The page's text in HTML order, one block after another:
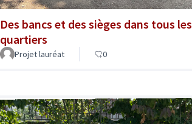
Des bancs et des sièges dans tous les
quartiers
Projet lauréat 0